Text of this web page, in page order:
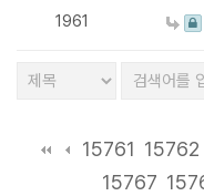
1961
15761 15762
15767